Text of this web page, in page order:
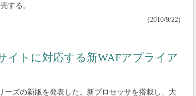
する。
(2010/9/22)
イトに対応する新WAFアプライア
ーズの新版を発表した。新プロセッサを搭載し、大